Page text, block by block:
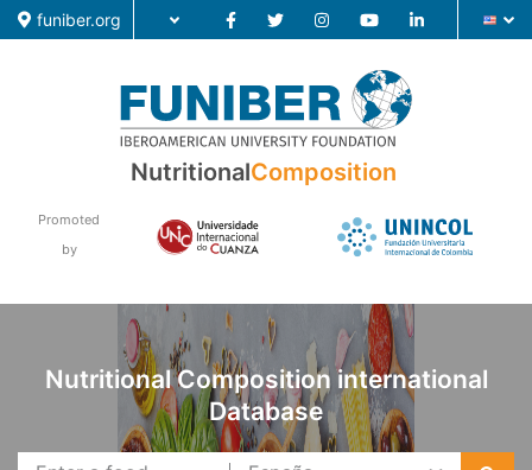
funiber.org
Food Composition
Academic Education
Research
News
NutritionalComposition
Promoted
by
Nutritional Composition international
Database